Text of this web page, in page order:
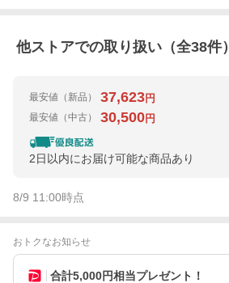
他ストアでの取り扱い（全38件）
最安値 （新品） 37,623円
最安値 （中古） 30,500円
2日以内にお届け可能な商品あり
8/9 11:00時点
おトクなお知らせ
合計5,000円相当プレゼント！